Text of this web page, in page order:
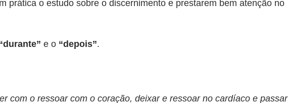
prática o estudo sobre o discernimento e prestarem bem atenção no
e o “depois”.
com o ressoar com o coração, deixar e ressoar no cardíaco e passar